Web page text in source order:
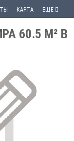
КАРТА ЕЩЕ
60.5 М² В